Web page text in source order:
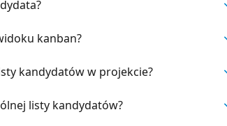
kanban?
kandydatów w projekcie?
listy kandydatów?